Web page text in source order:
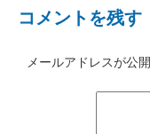
コメントを残す
メールアドレスが公